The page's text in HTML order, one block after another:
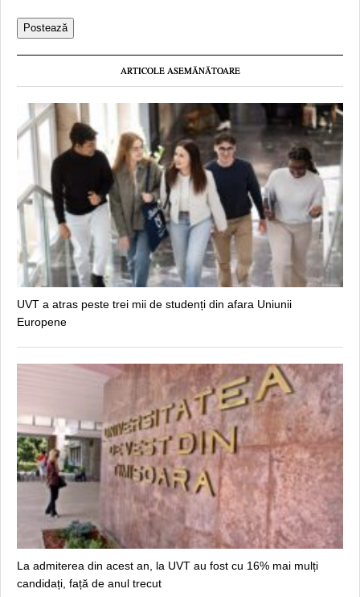
ARTICOLE ASEMĂNĂTOARE
UVT a atras peste trei mii de studenți din afara Uniunii
Europene
La admiterea din acest an, la UVT au fost cu 16% mai mulți
candidați, față de anul trecut